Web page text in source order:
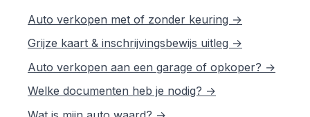
Auto verkopen met of zonder keuring →
Grijze kaart & inschrijvingsbewijs uitleg →
Auto verkopen aan een garage of opkoper? →
Welke documenten heb je nodig? →